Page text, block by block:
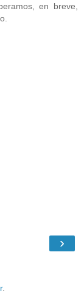
en breve,
›
.